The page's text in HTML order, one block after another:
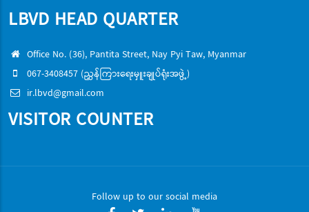
LBVD HEAD QUARTER
Office No. (36), Pantita Street, Nay Pyi Taw, Myanmar
067-3408457 (ညွှန်ကြားရေးမှူးချုပ်ရုံးအဖွဲ့)
ir.lbvd@gmail.com
VISITOR COUNTER
Follow up to our social media